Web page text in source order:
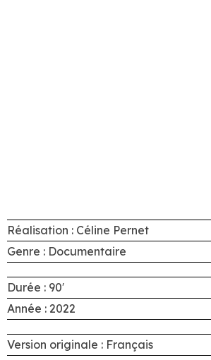
Réalisation : Céline Pernet
Genre : Documentaire
Durée : 90′
Année : 2022
Version originale : Français